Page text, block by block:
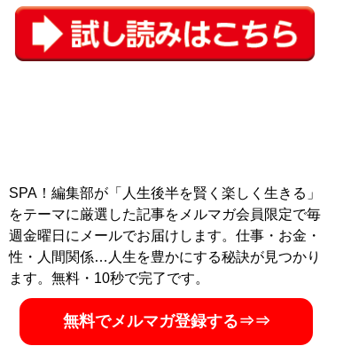
SPA！編集部が「人生後半を賢く楽しく生きる」
をテーマに厳選した記事をメルマガ会員限定で毎
週金曜日にメールでお届けします。仕事・お金・
性・人間関係…人生を豊かにする秘訣が見つかり
ます。無料・10秒で完了です。
無料でメルマガ登録する⇒⇒